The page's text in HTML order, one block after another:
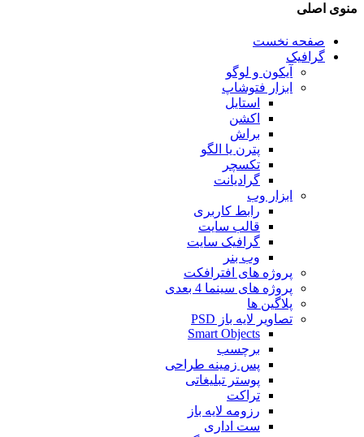
منوی اصلی
صفحه نخست
گرافیک
آیکون و لوگو
ابزار فتوشاپ
استایل
اکشن
براش
پترن یا الگو
تکسچر
گرادیانت
ابزار وب
رابط کاربری
قالب سایت
گرافیک سایت
وب بنر
پروژه های افترافکت
پروژه های سینما 4 بعدی
پلاگین ها
تصاویر لایه باز PSD
Smart Objects
برچسب
پس زمینه طراحی
پوستر تبلیغاتی
تراکت
رزومه لایه باز
ست اداری